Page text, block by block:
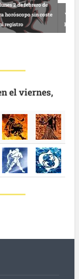
2 de febrero de 2026 |
salud y dinero gratis
el viernes,